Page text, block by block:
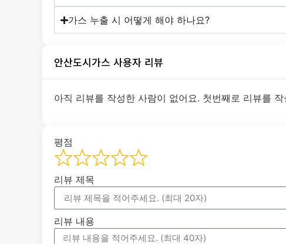
가스 누출 시 어떻게 해야 하나요?
안산도시가스 사용자 리뷰
아직 리뷰를 작성한 사람이 없어요. 첫번째로 리뷰를
평점
리뷰 제목
리뷰 내용